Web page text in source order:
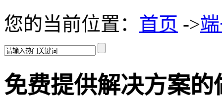
您的当前位置： 首页 ->
免费提供解决方案